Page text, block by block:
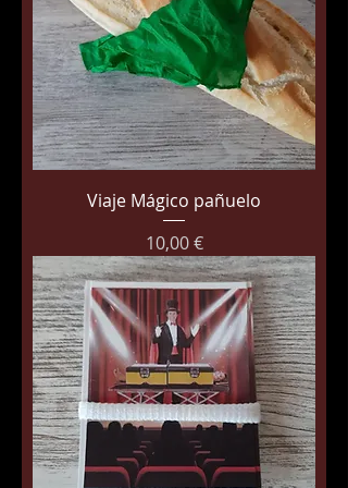
Viaje Mágico pañuelo
Precio
10,00 €